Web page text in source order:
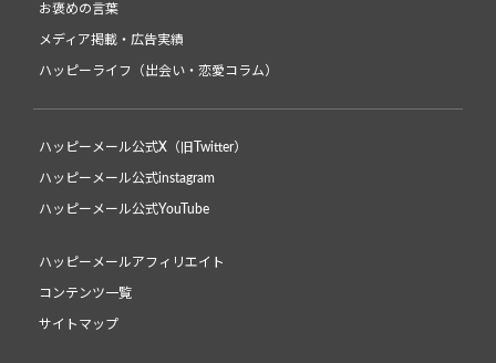
お褒めの言葉
メディア掲載・広告実績
ハッピーライフ（出会い・恋愛コラム）
ハッピーメール公式X（旧Twitter）
ハッピーメール公式instagram
ハッピーメール公式YouTube
ハッピーメールアフィリエイト
コンテンツ一覧
サイトマップ